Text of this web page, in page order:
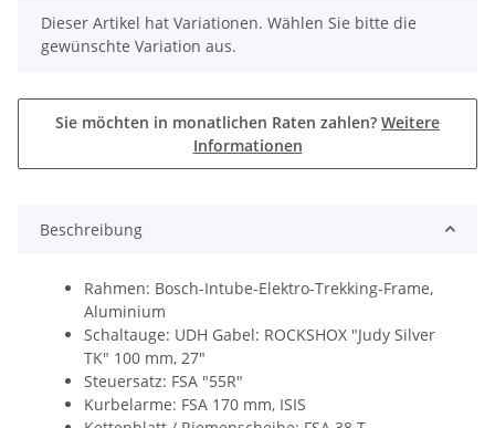
x
Dieser Artikel hat Variationen. Wählen Sie bitte die
gewünschte Variation aus.
Sie möchten in monatlichen Raten zahlen? Weitere
Informationen
Beschreibung
Rahmen: Bosch-Intube-Elektro-Trekking-Frame,
Aluminium
Schaltauge: UDH Gabel: ROCKSHOX "Judy Silver
TK" 100 mm, 27"
Steuersatz: FSA "55R"
Kurbelarme: FSA 170 mm, ISIS